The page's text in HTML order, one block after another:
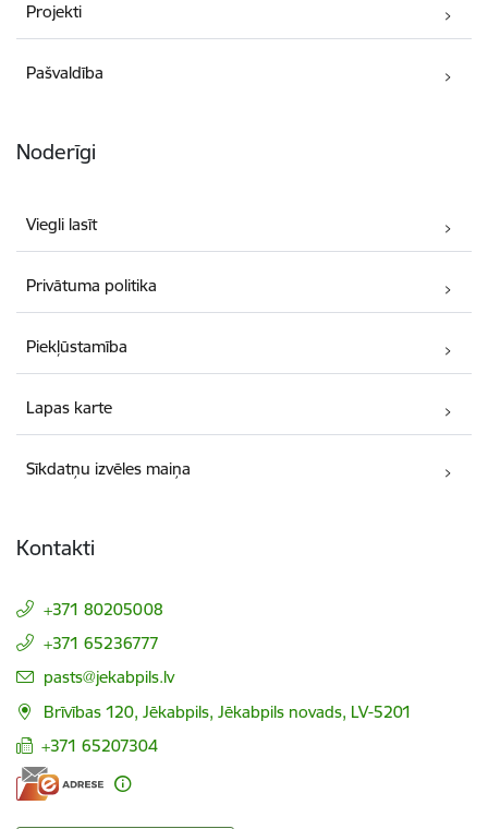
Projekti
Pašvaldība
Noderīgi
Viegli lasīt
Privātuma politika
Piekļūstamība
Lapas karte
Sīkdatņu izvēles maiņa
Kontakti
+371 80205008
+371 65236777
E-pasts:
pasts@jekabpils.lv
Brīvības 120, Jēkabpils, Jēkabpils novads, LV-5201
+371 65207304